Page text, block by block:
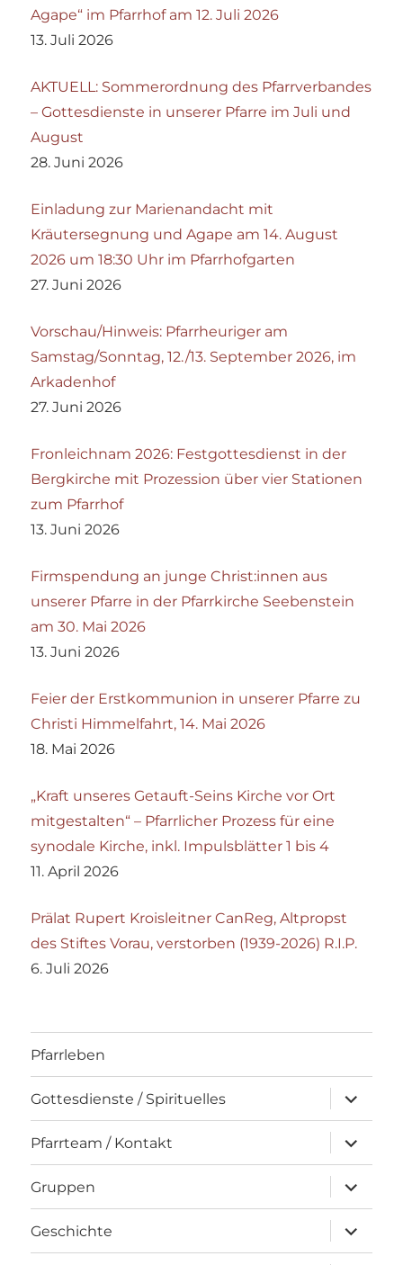
Agape“ im Pfarrhof am 12. Juli 2026
13. Juli 2026
AKTUELL: Sommerordnung des Pfarrverbandes
– Gottesdienste in unserer Pfarre im Juli und
August
28. Juni 2026
Einladung zur Marienandacht mit
Kräutersegnung und Agape am 14. August
2026 um 18:30 Uhr im Pfarrhofgarten
27. Juni 2026
Vorschau/Hinweis: Pfarrheuriger am
Samstag/Sonntag, 12./13. September 2026, im
Arkadenhof
27. Juni 2026
Fronleichnam 2026: Festgottesdienst in der
Bergkirche mit Prozession über vier Stationen
zum Pfarrhof
13. Juni 2026
Firmspendung an junge Christ:innen aus
unserer Pfarre in der Pfarrkirche Seebenstein
am 30. Mai 2026
13. Juni 2026
Feier der Erstkommunion in unserer Pfarre zu
Christi Himmelfahrt, 14. Mai 2026
18. Mai 2026
„Kraft unseres Getauft-Seins Kirche vor Ort
mitgestalten“ – Pfarrlicher Prozess für eine
synodale Kirche, inkl. Impulsblätter 1 bis 4
11. April 2026
Prälat Rupert Kroisleitner CanReg, Altpropst
des Stiftes Vorau, verstorben (1939-2026) R.I.P.
6. Juli 2026
Pfarrleben
Gottesdienste / Spirituelles
öffnen
Pfarrteam / Kontakt
öffnen
Gruppen
öffnen
Geschichte
öffnen